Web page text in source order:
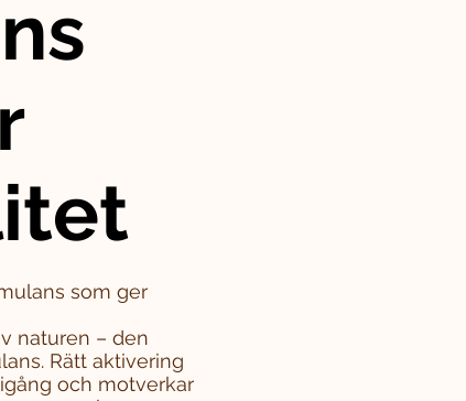
som ger
naturen – den
Rätt aktivering
och motverkar